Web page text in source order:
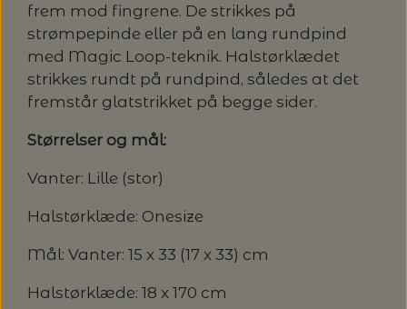
PASCUALI: NEPAL - SPAR 20%
PASCULI: SUAVE - SPAR 20%
PÅ ALLE KITS
19 - 23)
LANG YARNS
MONDIAL
RAUMA GARN
PERMIN
LENE HOLME SAMSØE - LEKNIT
MY FAVOURITE THINGS KNITWEAR
ODD ROW
PETITEKNIT
RAUMA
MASKESTOPPERE
MASKEWIRES
MÅLEBÅND / PINDEMÅLERE
MAGMA
frem mod fingrene. De strikkes på
strømpepinde eller på en lang rundpind
med Magic Loop-teknik. Halstørklædet
strikkes rundt på rundpind, således at det
fremstår glatstrikket på begge sider.
Størrelser og mål:
Vanter: Lille (stor)
Halstørklæde: Onesize
Mål: Vanter: 15 x 33 (17 x 33) cm
Halstørklæde: 18 x 170 cm